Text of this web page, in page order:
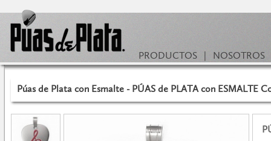
PRODUCTOS | NOSOTROS
Púas de Plata con Esmalte - PÚAS de PLATA con ESMALTE